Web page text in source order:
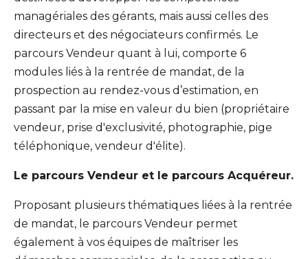
managériales des gérants, mais aussi celles des
directeurs et des négociateurs confirmés. Le
parcours Vendeur quant à lui, comporte 6
modules liés à la rentrée de mandat, de la
prospection au rendez-vous d’estimation, en
passant par la mise en valeur du bien (propriétaire
vendeur, prise d'exclusivité, photographie, pige
téléphonique, vendeur d'élite).
Le parcours Vendeur et le parcours Acquéreur.
Proposant plusieurs thématiques liées à la rentrée
de mandat, le parcours Vendeur permet
également à vos équipes de maîtriser les